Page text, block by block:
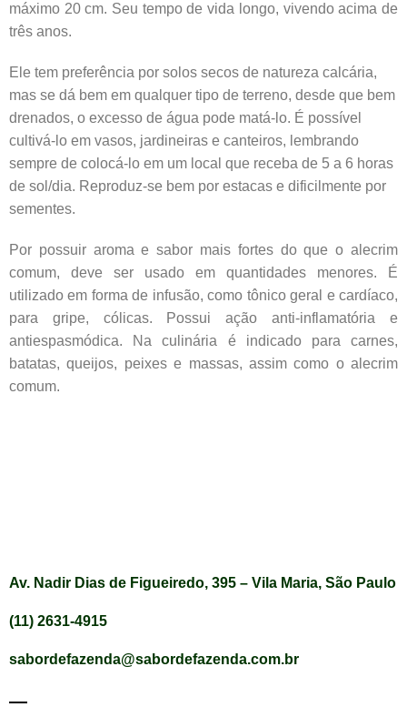
máximo 20 cm. Seu tempo de vida longo, vivendo acima de
três anos.
Ele tem preferência por solos secos de natureza calcária,
mas se dá bem em qualquer tipo de terreno, desde que bem
drenados, o excesso de água pode matá-lo. É possível
cultivá-lo em vasos, jardineiras e canteiros, lembrando
sempre de colocá-lo em um local que receba de 5 a 6 horas
de sol/dia. Reproduz-se bem por estacas e dificilmente por
sementes.
Por possuir aroma e sabor mais fortes do que o alecrim
comum, deve ser usado em quantidades menores. É
utilizado em forma de infusão, como tônico geral e cardíaco,
para gripe, cólicas. Possui ação anti-inflamatória e
antiespasmódica. Na culinária é indicado para carnes,
batatas, queijos, peixes e massas, assim como o alecrim
comum.
Av. Nadir Dias de Figueiredo, 395 – Vila Maria, São Paulo
(11) 2631-4915
sabordefazenda@sabordefazenda.com.br